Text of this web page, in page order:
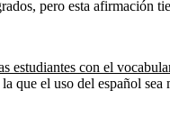
pero esta afirmación
estudiantes con el
que el uso del español